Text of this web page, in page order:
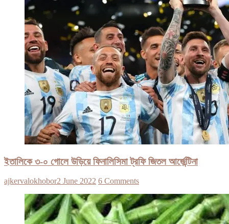
ইতালিকে ৩-০ গোলে উড়িয়ে ফিনালিসিমা ট্রফি জিতল আর্জেন্টিনা
ajkervalokhobor2 June 2022 6 Comments